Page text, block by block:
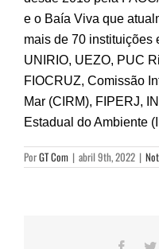
e o Baía Viva que
mais de 70 instituições
UNIRIO, UEZO, PUC
FIOCRUZ, Comissão
Mar (CIRM), FIPERJ,
Estadual do Ambiente
PorGT Com | abril 9th, 2022 |